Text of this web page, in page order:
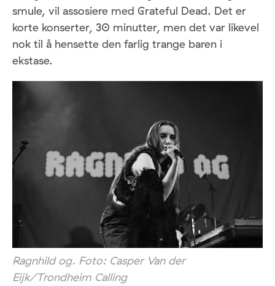
smule, vil assosiere med Grateful Dead. Det er
korte konserter, 30 minutter, men det var likevel
nok til å hensette den farlig trange baren i
ekstase.
Ragnhild og. Foto: Casper Van der
Eijk/Trondheim Calling